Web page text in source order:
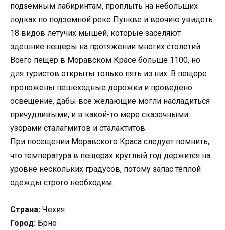
подземным лабиринтам, проплыть на небольших
лодках по подземной реке Пункве и воочию увидеть
18 видов летучих мышей, которые заселяют
здешние пещеры на протяжении многих столетий.
Всего пещер в Моравском Красе больше 1100, но
для туристов открыты только пять из них. В пещере
проложены пешеходные дорожки и проведено
освещение, дабы все желающие могли насладиться
причудливыми, и в какой-то мере сказочными
узорами сталагмитов и сталактитов.
При посещении Моравского Краса следует помнить,
что температура в пещерах круглый год держится на
уровне нескольких градусов, потому запас тёплой
одежды строго необходим.
Страна: Чехия
Город: Брно